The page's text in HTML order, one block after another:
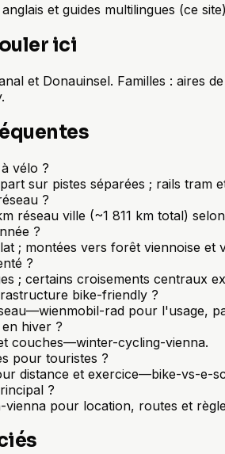
et guides multilingues (ce
ici
et Donauinsel. Familles : aires
vélo ?
sur pistes séparées ; rails tram
?
réseau ville (~1 811 km total)
?
; montées vers forêt viennoise et
?
; certains croisements centraux
bike-friendly ?
rad pour l'usage,
hiver ?
couches—winter-cycling-vienna.
pour touristes ?
distance et exercice—bike-vs-e-
?
vienna pour location, routes et